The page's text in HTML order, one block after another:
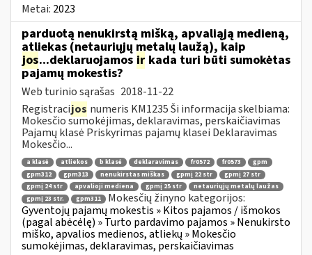
Metai: 2023
parduotą nenukirstą mišką, apvaliąją medieną,
atliekas (netauriųjų metalų laužą), kaip
jos...deklaruojamos ir kada turi būti sumokėtas
pajamų mokestis?
Web turinio sąrašas 2018-11-22
Registracijos numeris KM1235 Ši informacija skelbiama:
Mokesčio sumokėjimas, deklaravimas, perskaičiavimas
Pajamų klasė Priskyrimas pajamų klasei Deklaravimas
Mokesčio...
a klasė atliekos b klasė deklaravimas fr0572 fr0573
gpm
gpm312
gpm313 nenukirstas miškas gpmį 22 str
gpmį 27 str
gpmį 24 str
apvalioji mediena gpmį 25 str
netauriųjų metalų laužas
gpmį 23 str.
gpm311
Mokesčių žinyno kategorijos:
Gyventojų pajamų mokestis » Kitos pajamos / išmokos
(pagal abėcėlę) » Turto pardavimo pajamos » Nenukirsto
miško, apvalios medienos, atliekų » Mokesčio
sumokėjimas, deklaravimas, perskaičiavimas